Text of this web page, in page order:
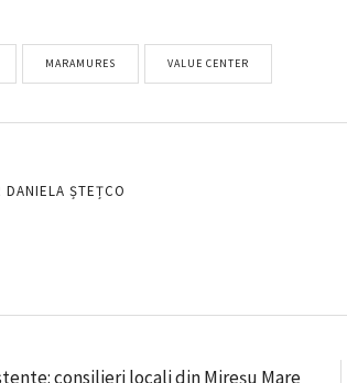
MARAMURES VALUE CENTER
DANIELA ȘTEȚCO
consilieri locali din Mireșu Mare